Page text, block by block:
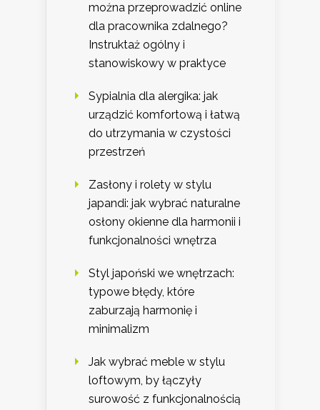
można przeprowadzić online
dla pracownika zdalnego?
Instruktaż ogólny i
stanowiskowy w praktyce
Sypialnia dla alergika: jak
urządzić komfortową i łatwą
do utrzymania w czystości
przestrzeń
Zasłony i rolety w stylu
japandi: jak wybrać naturalne
osłony okienne dla harmonii i
funkcjonalności wnętrza
Styl japoński we wnętrzach:
typowe błędy, które
zaburzają harmonię i
minimalizm
Jak wybrać meble w stylu
loftowym, by łączyły
surowość z funkcjonalnością